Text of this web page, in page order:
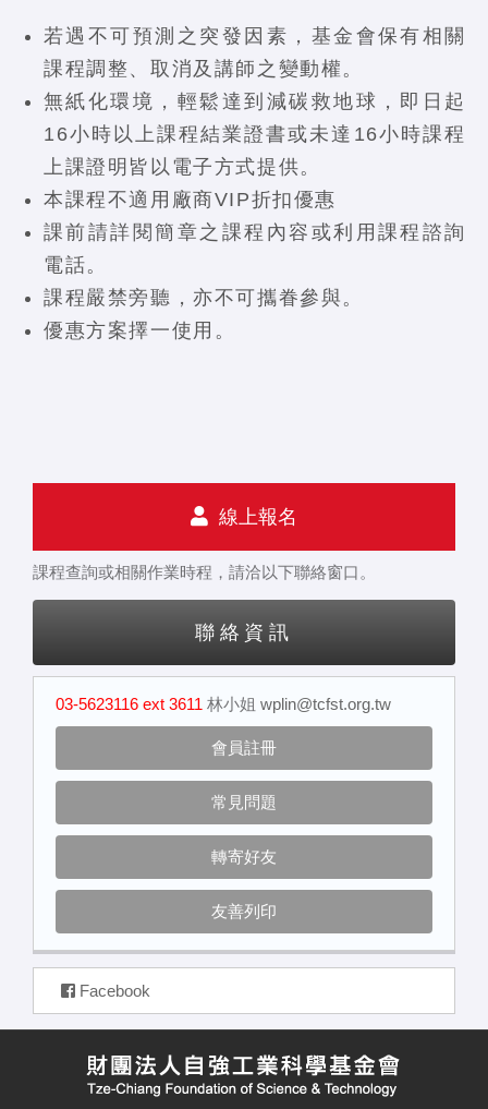
若遇不可預測之突發因素，基金會保有相關
課程調整、取消及講師之變動權。
無紙化環境，輕鬆達到減碳救地球，即日起
16小時以上課程結業證書或未達16小時課程
上課證明皆以電子方式提供。
本課程不適用廠商VIP折扣優惠
課前請詳閱簡章之課程內容或利用課程諮詢
電話。
課程嚴禁旁聽，亦不可攜眷參與。
優惠方案擇一使用。
線上報名
課程查詢或相關作業時程，請洽以下聯絡窗口。
聯絡資訊
03-5623116 ext 3611 林小姐 wplin@tcfst.org.tw
會員註冊
常見問題
轉寄好友
友善列印
Facebook